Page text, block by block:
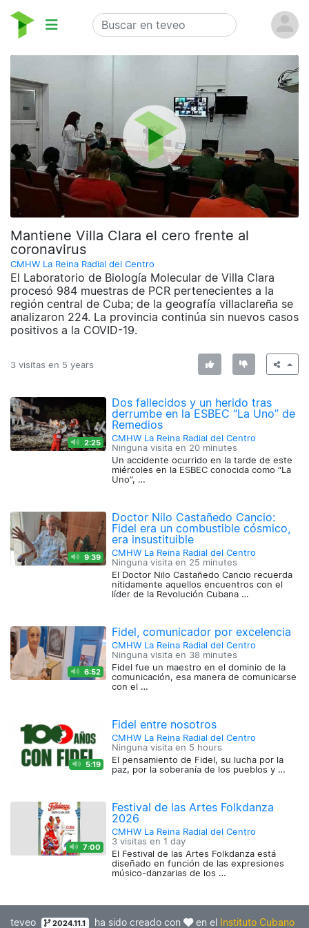
Mantiene Villa Clara el cero frente al
coronavirus
CMHW La Reina Radial del Centro
El Laboratorio de Biología Molecular de Villa Clara
procesó 984 muestras de PCR pertenecientes a la
región central de Cuba; de la geografía villaclareña se
analizaron 224. La provincia continúa sin nuevos casos
positivos a la COVID-19.
3 visitas en 5 years
2:25
Dos fallecidos y un herido tras
derrumbe en la ESBEC “La Uno” de
Remedios
CMHW La Reina Radial del Centro
Ninguna visita en 20 minutes
Un accidente ocurrido en la tarde de este
miércoles en la ESBEC conocida como “La
Uno”, …
9:39
Doctor Nilo Castañedo Cancio:
Fidel era un combustible cósmico,
era insustituible
CMHW La Reina Radial del Centro
Ninguna visita en 25 minutes
El Doctor Nilo Castañedo Cancio recuerda
nítidamente aquellos encuentros con el
líder de la Revolución Cubana …
6:52
Fidel, comunicador por excelencia
CMHW La Reina Radial del Centro
Ninguna visita en 38 minutes
Fidel fue un maestro en el dominio de la
comunicación, esa manera de comunicarse
con el …
5:19
Fidel entre nosotros
CMHW La Reina Radial del Centro
Ninguna visita en 5 hours
El pensamiento de Fidel, su lucha por la
paz, por la soberanía de los pueblos y …
7:00
Festival de las Artes Folkdanza
2026
CMHW La Reina Radial del Centro
3 visitas en 1 day
El Festival de las Artes Folkdanza está
diseñado en función de las expresiones
músico-danzarias de los …
teveo 2024.11.1 ha sido creado con en el Instituto Cubano